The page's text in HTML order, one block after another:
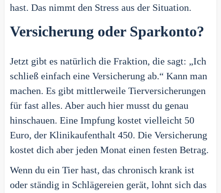
hast. Das nimmt den Stress aus der Situation.
Versicherung oder Sparkonto?
Jetzt gibt es natürlich die Fraktion, die sagt: „Ich
schließ einfach eine Versicherung ab.“ Kann man
machen. Es gibt mittlerweile Tierversicherungen
für fast alles. Aber auch hier musst du genau
hinschauen. Eine Impfung kostet vielleicht 50
Euro, der Klinikaufenthalt 450. Die Versicherung
kostet dich aber jeden Monat einen festen Betrag.
Wenn du ein Tier hast, das chronisch krank ist
oder ständig in Schlägereien gerät, lohnt sich das